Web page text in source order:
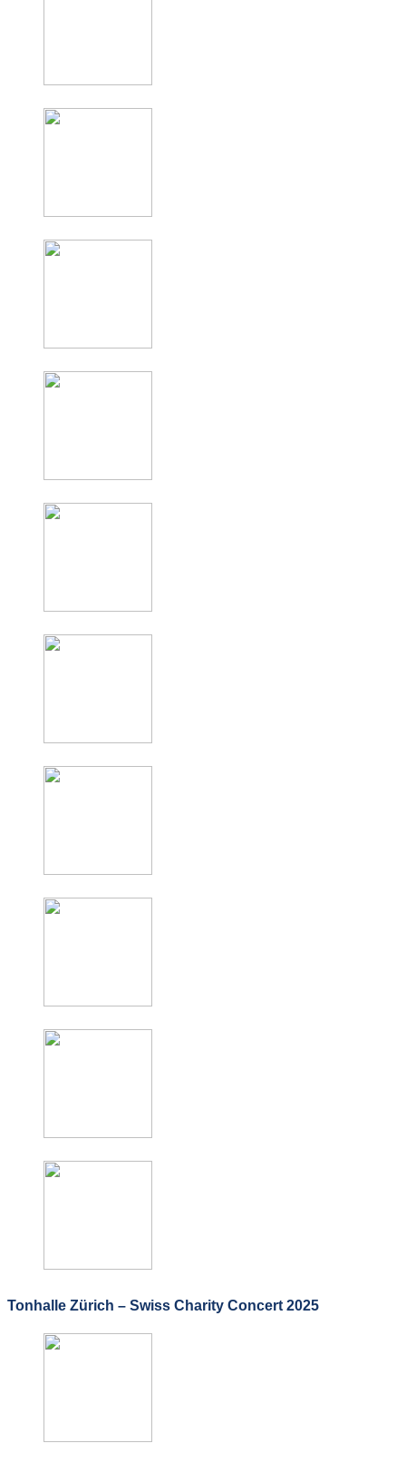
Tonhalle Zürich – Swiss Charity Concert 2025